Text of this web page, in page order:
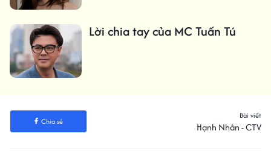
Lời chia tay của MC Tuấn Tú
Chia sẻ
Bài viết
Hạnh Nhân - CTV